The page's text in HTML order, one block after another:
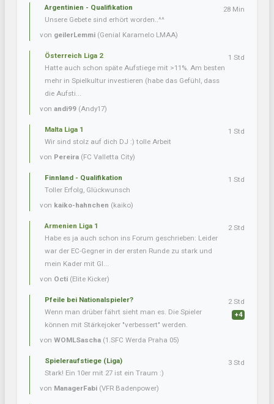
Argentinien - Qualifikation
Unsere Gebete sind erhört worden..^^
von geilerLemmi (Genial Karamelo LMAA)
28 Min
Österreich Liga 2
Hatte auch schon späte Aufstiege mit >11%. Am besten
mehr in Spielkultur investieren (habe das Gefühl, dass
die Aufsti...
von andi99 (Andy17)
1 Std
Malta Liga 1
Wir sind stolz auf dich DJ :) tolle Arbeit
von Pereira (FC Valletta City)
1 Std
Finnland - Qualifikation
Toller Erfolg, Glückwunsch
von kaiko-hahnchen (kaiko)
1 Std
Armenien Liga 1
Habe es ja auch schon ins Forum geschrieben: Leider
war der EC-Gegner in der ersten Runde zu stark und
mein Kader mit Gl...
von Octi (Elite Kicker)
2 Std
Pfeile bei Nationalspieler?
Wenn man drüber fährt sieht man es. Die Spieler
können mit Stärkejoker "verbessert" werden.
von WOMLSascha (1.SFC Werda Praha 05)
2 Std
+4
Spieleraufstiege (Liga)
Stark! Ein 10er mit 27 ist ein Traum :)
von ManagerFabi (VFR Badenpower)
3 Std